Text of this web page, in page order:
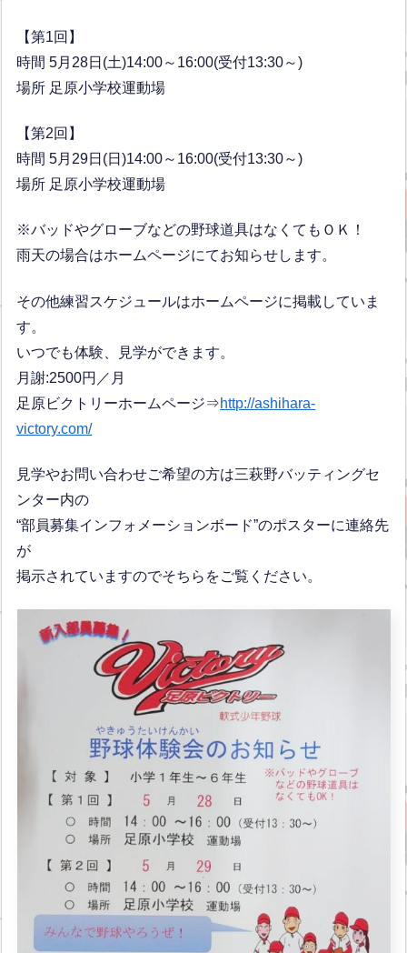
【第1回】
時間 5月28日(土)14:00～16:00(受付13:30～)
場所 足原小学校運動場
【第2回】
時間 5月29日(日)14:00～16:00(受付13:30～)
場所 足原小学校運動場
※バッドやグローブなどの野球道具はなくてもＯＫ！
雨天の場合はホームページにてお知らせします。
その他練習スケジュールはホームページに掲載していま
す。
いつでも体験、見学ができます。
月謝:2500円／月
足原ビクトリーホームページ⇒http://ashihara-
victory.com/
見学やお問い合わせご希望の方は三萩野バッティングセ
ンター内の
“部員募集インフォメーションボード”のポスターに連絡先
が
掲示されていますのでそちらをご覧ください。